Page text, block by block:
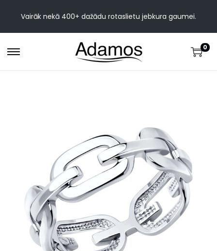
Vairāk nekā 400+ dažādu rotaslietu jebkura gaumei.
0